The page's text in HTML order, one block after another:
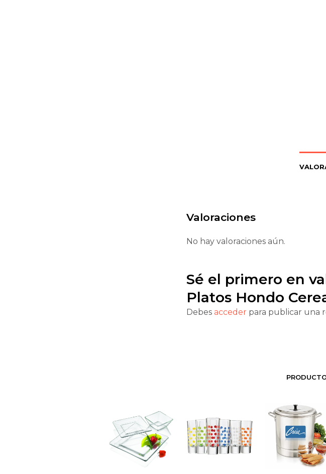
Valoraciones
No hay valoraciones aún.
Sé el primero en
Platos Hondo
Debes acceder para publicar una